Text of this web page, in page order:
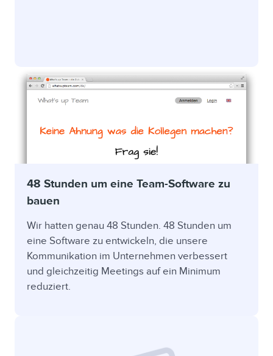
48 Stunden um eine Team-Software zu
bauen
Wir hatten genau 48 Stunden. 48 Stunden um
eine Software zu entwickeln, die unsere
Kommunikation im Unternehmen verbessert
und gleichzeitig Meetings auf ein Minimum
reduziert.